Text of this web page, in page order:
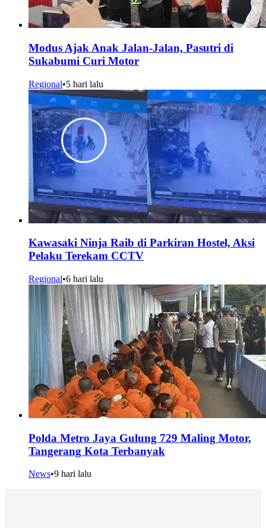
Modus Ajak Anak Jalan-Jalan, Pasutri di
Sukabumi Curi Motor
Regional•5 hari lalu
Kawasaki Ninja Raib di Parkiran Hostel, Aksi
Pelaku Terekam CCTV
Regional•6 hari lalu
Polda Metro Jaya Gulung 729 Maling Motor,
Tangerang Kota Terbanyak
News•9 hari lalu